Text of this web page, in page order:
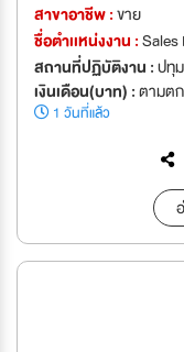
สาขาอาชีพ :ขาย
ชื่อตำเเหน่งงาน :Sales
สถานที่ปฏิบัติงาน :ปทุ
เงินเดือน(บาท) :ตามต
1 วันที่แล้ว